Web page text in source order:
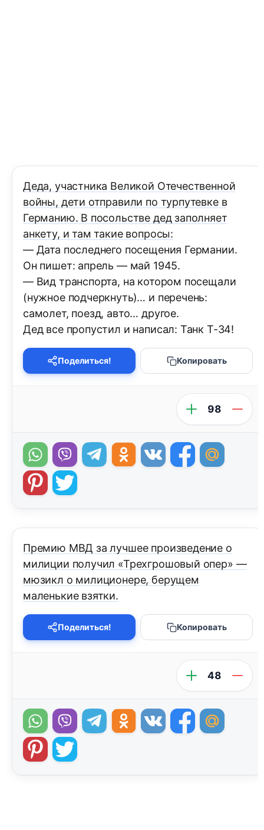
Деда, участника Великой Отечественной
войны, дети отправили по турпутевке в
Германию. В посольстве дед заполняет
анкету, и там такие вопросы:
— Дата последнего посещения Германии.
Он пишет: апрель — май 1945.
— Вид транспорта, на котором посещали
(нужное подчеркнуть)… и перечень:
самолет, поезд, авто… другое.
Дед все пропустил и написал: Танк Т-34!
Поделиться! Копировать
98
Премию МВД за лучшее произведение о
милиции получил «Трехгрошовый опер» —
мюзикл о милиционере, берущем
маленькие взятки.
Поделиться! Копировать
48